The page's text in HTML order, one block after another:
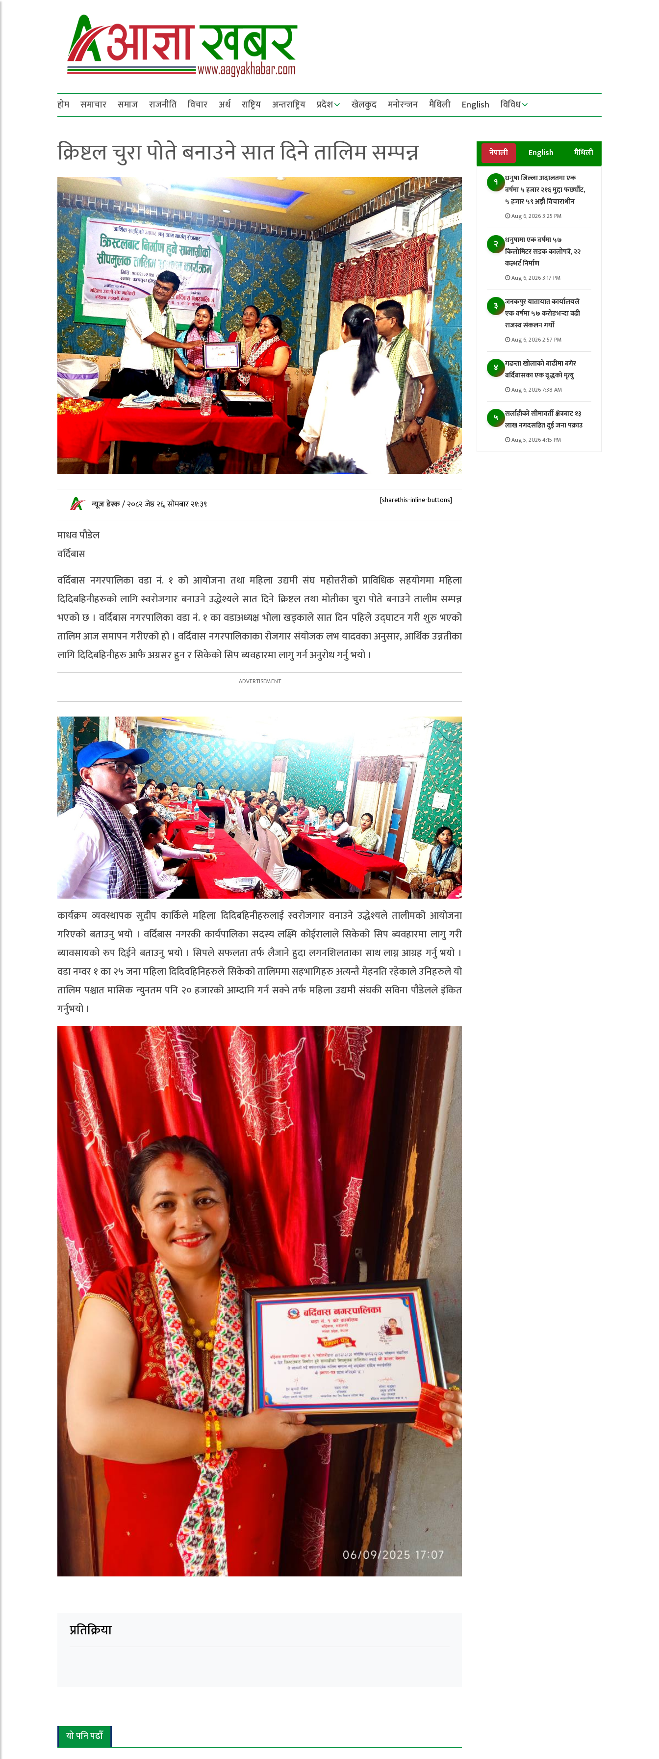
होम समाचार समाज राजनीति विचार अर्थ राष्ट्रिय अन्तराष्ट्रिय प्रदेश खेलकुद मनोरन्जन मैथिली English विविध
क्रिष्टल चुरा पोते बनाउने सात दिने तालिम सम्पन्न
न्यूज डेस्क/२०८२ जेष्ठ २६, सोमबार २१:३९ [sharethis-inline-buttons]
माधव पौडेल
वर्दिबास
वर्दिबास नगरपालिका वडा नं. १ को आयोजना तथा महिला उद्यमी संघ महोत्तरीको प्राविधिक सहयोगमा महिला
दिदिबहिनीहरुको लागि स्वरोजगार बनाउने उद्धेश्यले सात दिने क्रिष्टल तथा मोतीका चुरा पोते बनाउने तालीम सम्पन्न
भएको छ । वर्दिबास नगरपालिका वडा नं. १ का वडाअध्यक्ष भोला खड्काले सात दिन पहिले उद्घाटन गरी शुरु भएको
तालिम आज समापन गरीएको हो । वर्दिवास नगरपालिकाका रोजगार संयोजक लभ यादवका अनुसार, आर्थिक उन्नतीका
लागि दिदिबहिनीहरु आफै अग्रसर हुन र सिकेको सिप ब्यवहारमा लागु गर्न अनुरोध गर्नु भयो ।
कार्यक्रम व्यवस्थापक सुदीप कार्किले महिला दिदिबहिनीहरुलाई स्वरोजगार वनाउने उद्धेश्यले तालीमको आयोजना
गरिएको बताउनु भयो । वर्दिबास नगरकी कार्यपालिका सदस्य लक्ष्मि कोईरालाले सिकेको सिप ब्यवहारमा लागु गरी
ब्यावसायको रुप दिईने बताउनु भयो । सिपले सफलता तर्फ लैजाने हुदा लगनशिलताका साथ लाग्न आग्रह गर्नु भयो ।
वडा नम्वर १ का २५ जना महिला दिदिवहिनिहरुले सिकेको तालिममा सहभागिहरु अत्यन्तै मेहनति रहेकाले उनिहरुले यो
तालिम पश्चात मासिक न्युनतम पनि २० हजारको आम्दानि गर्न सक्ने तर्फ महिला उद्यमी संघकी सविना पौडेलले इंकित
गर्नुभयो ।
प्रतिक्रिया
नेपाली English मैथिली
१
धनुषा जिल्ला अदालतमा एक
वर्षमा ५ हजार २१६ मुद्दा फर्छ्यौट,
५ हजार ५९ अझै विचाराधीन
Aug 6, 2026 3:25 PM
२
धनुषामा एक वर्षमा ५७
किलोमिटर सडक कालोपत्रे, २२
कल्भर्ट निर्माण
Aug 6, 2026 3:17 PM
३
जनकपुर यातायात कार्यालयले
एक वर्षमा ५७ करोडभन्दा बढी
राजस्व संकलन गर्याे
Aug 6, 2026 2:57 PM
४
गढन्ता खोलाको बाढीमा बगेर
बर्दिबासका एक वृद्धको मृत्यु
Aug 6, 2026 7:38 AM
५
सर्लाहीको सीमावर्ती क्षेत्रबाट १३
लाख नगदसहित दुई जना पक्राउ
Aug 5, 2026 4:15 PM
यो पनि पढौँ